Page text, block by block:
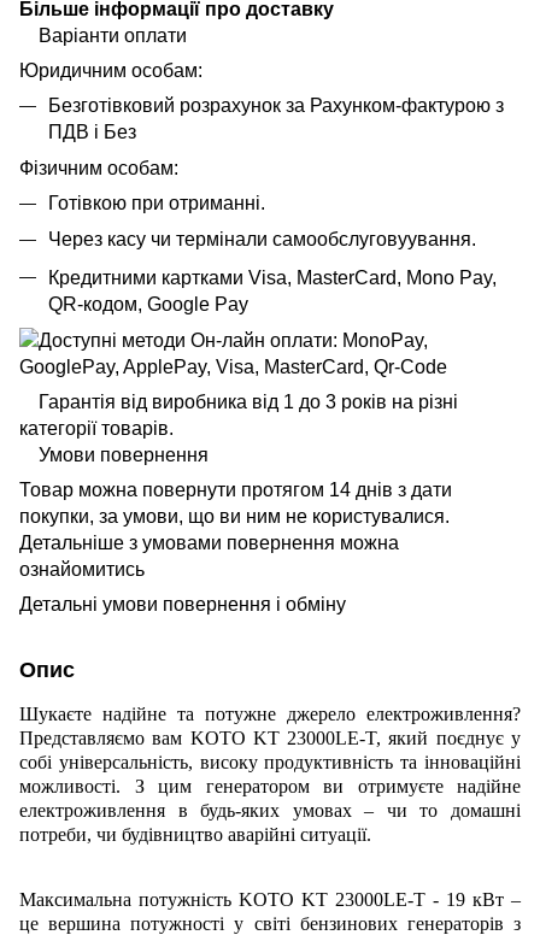
Більше інформації про доставку
Варіанти оплати
Юридичним особам:
Безготівковий розрахунок за Рахунком-фактурою з
ПДВ і Без
Фізичним особам:
Готівкою при отриманні.
Через касу чи термінали самообслуговуування.
Кредитними картками Visa, MasterCard, Mono Pay,
QR-кодом, Google Pay
Гарантія від виробника від 1 до 3 років на різні
категорії товарів.
Умови повернення
Товар можна повернути протягом 14 днів з дати
покупки, за умови, що ви ним не користувалися.
Детальніше з умовами повернення можна
ознайомитись
Детальні умови повернення і обміну
Опис
Шукаєте надійне та потужне джерело електроживлення?
Представляємо вам KOTO KT 23000LE-T, який поєднує у
собі універсальність, високу продуктивність та інноваційні
можливості. З цим генератором ви отримуєте надійне
електроживлення в будь-яких умовах – чи то домашні
потреби, чи будівництво аварійні ситуації.
Максимальна потужність KOTO KT 23000LE-T - 19 кВт –
це вершина потужності у світі бензинових генераторів з